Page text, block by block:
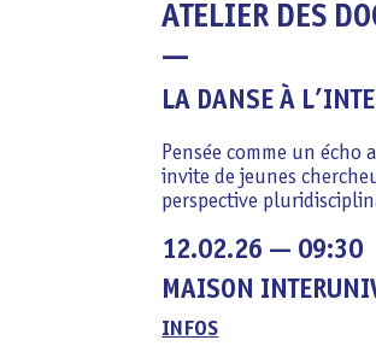
ATELIER DES
LA DANSE À
Pensée comme un
invite de jeunes
perspective
12.02.26 — 09:30
MAISON
INFOS